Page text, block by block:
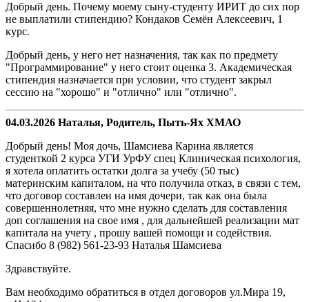
Добрый день. Почему моему сыну-студенту ИРИТ до сих пор
не выплатили стипендию? Кондаков Семён Алексеевич, 1
курс.
Добрый день, у него нет назначения, так как по предмету
"Программирование" у него стоит оценка 3. Академическая
стипендия назначается при условии, что студент закрыл
сессию на "хорошо" и "отлично" или "отлично".
04.03.2026 Наталья, Родитель, Пыть-Ях ХМАО
Добрый день! Моя дочь, Шамсиева Карина является
студенткой 2 курса УГИ УрФУ спец Клиническая психология,
я хотела оплатить остатки долга за учебу (50 тыс)
материнским капиталом, на что получила отказ, в связи с тем,
что договор составлен на имя дочери, так как она была
совершеннолетняя, что мне нужно сделать для составления
доп соглашения на свое имя , для дальнейшей реализации мат
капитала на учету , прошу вашей помощи и содействия.
Спасибо 8 (982) 561-23-93 Наталья Шамсиева
Здравствуйте.
Вам необходимо обратиться в отдел договоров ул.Мира 19,